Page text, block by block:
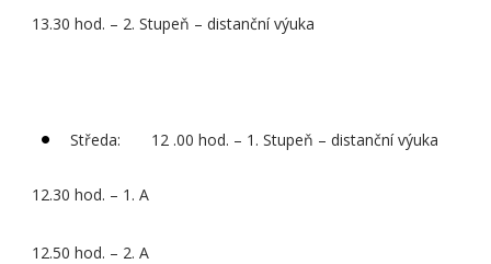
13.30 hod. – 2. Stupeň – distanční výuka
Středa: 12 .00 hod. – 1. Stupeň – distanční výuka
12.30 hod. – 1. A
12.50 hod. – 2. A